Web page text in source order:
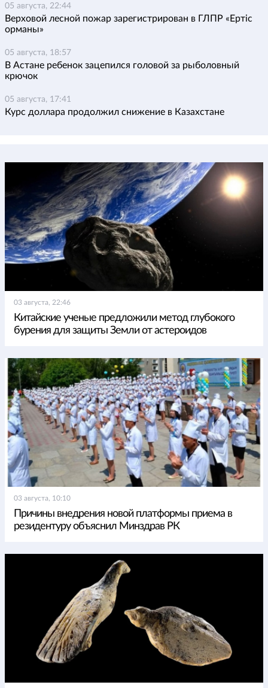
05 августа, 22:44
Верховой лесной пожар зарегистрирован в ГЛПР «Ертіс
орманы»
05 августа, 18:57
В Астане ребенок зацепился головой за рыболовный
крючок
05 августа, 17:41
Курс доллара продолжил снижение в Казахстане
03 августа, 22:46
Китайские ученые предложили метод глубокого
бурения для защиты Земли от астероидов
03 августа, 10:10
Причины внедрения новой платформы приема в
резидентуру объяснил Минздрав РК